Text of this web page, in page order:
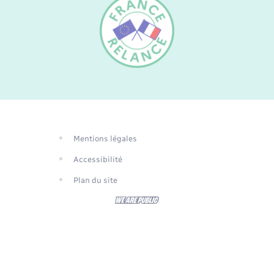
Traduction du
Mentions légales
Accessibilité
Plan du site